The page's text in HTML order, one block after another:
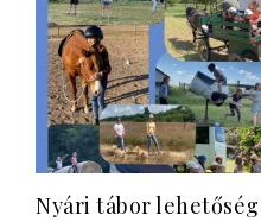
Nyári tábor lehetőség